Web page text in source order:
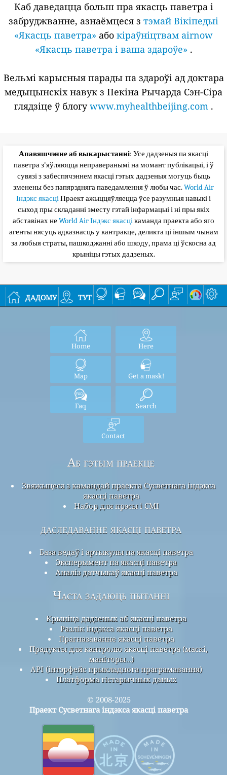
Каб даведацца больш пра якасць паветра і
забруджванне, азнаёмцеся з тэмай Вікіпедыі
«Якасць паветра» або кіраўніцтвам airnow
«Якасць паветра і ваша здароўе» .
Вельмі карысныя парады па здароўі ад доктара
медыцынскіх навук з Пекіна Рычарда Сэн-Сіра
глядзіце ў блогуwww.myhealthbeijing.com.
Апавяшчэнне аб выкарыстанні: Усе дадзеныя па якасці
паветра з'яўляюцца неправеранымі на момант публікацыі, і ў
сувязі з забеспячэннем якасці гэтых дадзеныя могуць быць
зменены без папярэдняга паведамлення ў любы час.World Air
Індэкс якасціПраект ажыццяўляецца ўсе разумныя навыкі і
сыход пры складанні зместу гэтай інфармацыі і ні пры якіх
абставінах не World Air Індэкс якасцікаманда праекта або яго
агенты нясуць адказнасць у кантракце, деликта ці іншым чынам
за любыя страты, пашкоджанні або шкоду, прама ці ўскосна ад
крыніцы гэтых дадзеных.
дадому тут
Home Here
Map Get a mask!
Faq Search
Contact
Аб гэтым праекце
Звяжыцеся з камандай праекта Сусветнага індэкса
якасці паветра
Набор для прэсы і СМІ
даследаванне якасці паветра
База ведаў і артыкулы па якасці паветра
Эксперымент па якасці паветра
Аналіз датчыкаў якасці паветра
Часта задаюць пытанні
Крыніца дадзеных аб якасці паветра
Разлік індэкса якасці паветра
Прагназаванне якасці паветра
Прадукты для кантролю якасці паветра (маскі,
маніторы…)
API (інтэрфейс прыкладнога праграмавання)
Платформа гістарычных даных
© 2008-2025
Праект Сусветнага індэкса якасці паветра